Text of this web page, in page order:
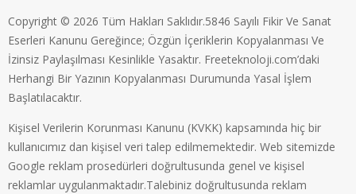
Copyright © 2026 Tüm Hakları Saklıdır.5846 Sayılı Fikir Ve Sanat
Eserleri Kanunu Gereğince; Özgün İçeriklerin Kopyalanması Ve
İzinsiz Paylaşılması Kesinlikle Yasaktır. Freeteknoloji.com’daki
Herhangi Bir Yazının Kopyalanması Durumunda Yasal İşlem
Başlatılacaktır.
Kişisel Verilerin Korunması Kanunu (KVKK) kapsamında hiç bir
kullanıcımız dan kişisel veri talep edilmemektedir. Web sitemizde
Google reklam prosedürleri doğrultusunda genel ve kişisel
reklamlar uygulanmaktadır.Talebiniz doğrultusunda reklam